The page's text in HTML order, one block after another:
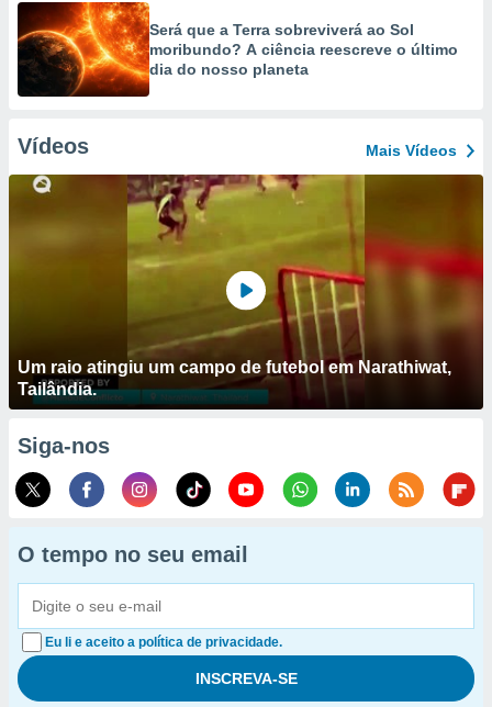
Será que a Terra sobreviverá ao Sol
moribundo? A ciência reescreve o último
dia do nosso planeta
Vídeos Mais Vídeos
Um raio atingiu um campo de futebol em Narathiwat,
Tailândia.
Siga-nos
O tempo no seu email
Eu li e aceito a política de privacidade.